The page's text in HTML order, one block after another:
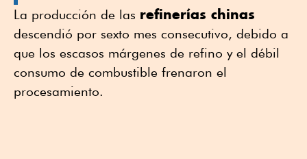
La producción de las refinerías chinas
descendió por sexto mes consecutivo, debido a
que los escasos márgenes de refino y el débil
consumo de combustible frenaron el
procesamiento.